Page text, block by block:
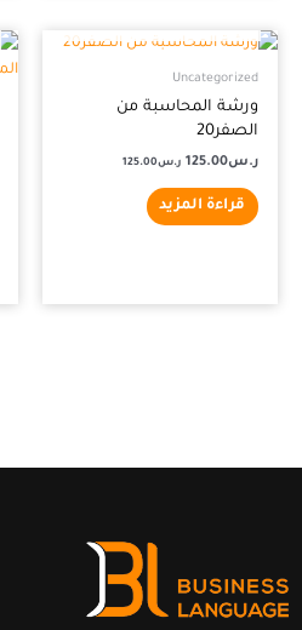
Uncategorized
ورشة المحاسبة من
الصفر20
ر.س125.00 ر.س125.00
قراءة المزيد